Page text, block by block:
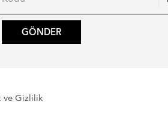
GÖNDER
ve Gizlilik